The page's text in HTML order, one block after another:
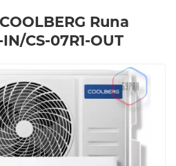
Runa
CS-07R1-OUT